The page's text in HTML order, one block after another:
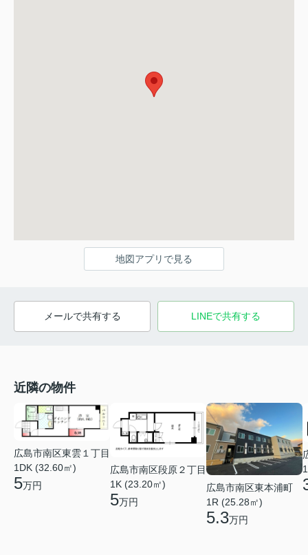
地図アプリで見る
メールで共有する LINEで共有する
近隣の物件
広島市南区東雲１丁目
1DK (32.60㎡)
5万円
広島市南区段原２丁目
1K (23.20㎡)
5万円
広島市南区東本浦町
1R (25.28㎡)
5.3万円